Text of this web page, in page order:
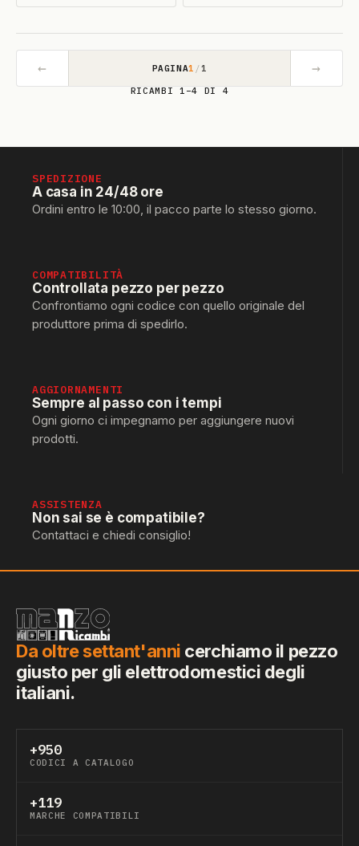
← PAGINA1 /1 →
RICAMBI 1–4 DI 4
SPEDIZIONE
A casa in 24/48 ore
Ordini entro le 10:00, il pacco parte lo stesso giorno.
COMPATIBILITÀ
Controllata pezzo per pezzo
Confrontiamo ogni codice con quello originale del
produttore prima di spedirlo.
AGGIORNAMENTI
Sempre al passo con i tempi
Ogni giorno ci impegnamo per aggiungere nuovi
prodotti.
ASSISTENZA
Non sai se è compatibile?
Contattaci e chiedi consiglio!
Da oltre settant'anni cerchiamo il pezzo
giusto per gli elettrodomestici degli
italiani.
+950
CODICI A CATALOGO
+119
MARCHE COMPATIBILI